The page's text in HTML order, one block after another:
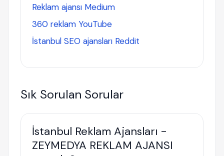
Reklam ajansı Medium
360 reklam YouTube
İstanbul SEO ajansları Reddit
Sık Sorulan Sorular
İstanbul Reklam Ajansları -
ZEYMEDYA REKLAM AJANSI